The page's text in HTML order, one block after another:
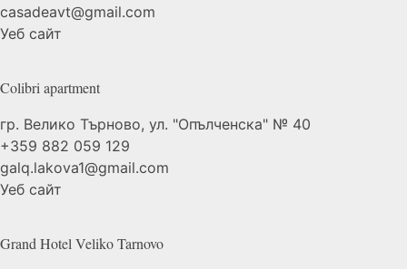
casadeavt@gmail.com
Уеб сайт
Colibri apartment
гр. Велико Търново, ул. "Опълченска" № 40
+359 882 059 129
galq.lakova1@gmail.com
Уеб сайт
Grand Hotel VelikoTarnovo